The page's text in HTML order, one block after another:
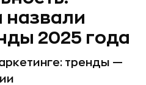
назвали
2025 года
тренды —